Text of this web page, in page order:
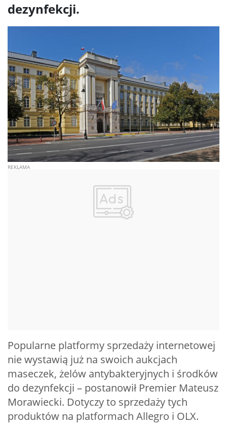
dezynfekcji.
Popularne platformy sprzedaży internetowej
nie wystawią już na swoich aukcjach
maseczek, żelów antybakteryjnych i środków
do dezynfekcji – postanowił Premier Mateusz
Morawiecki. Dotyczy to sprzedaży tych
produktów na platformach Allegro i OLX.